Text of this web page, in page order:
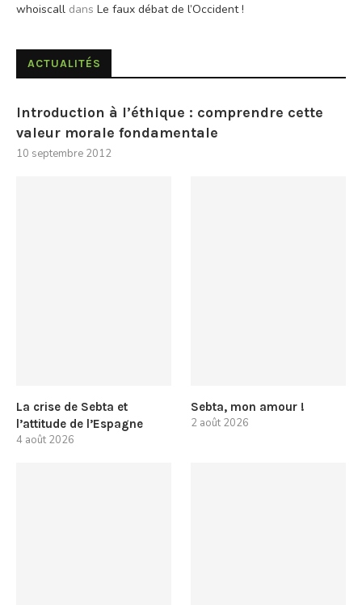
whoiscall dans Le faux débat de l’Occident !
ACTUALITÉS
Introduction à l’éthique : comprendre cette
valeur morale fondamentale
10 septembre 2012
La crise de Sebta et
l’attitude de l’Espagne
4 août 2026
Sebta, mon amour !
2 août 2026